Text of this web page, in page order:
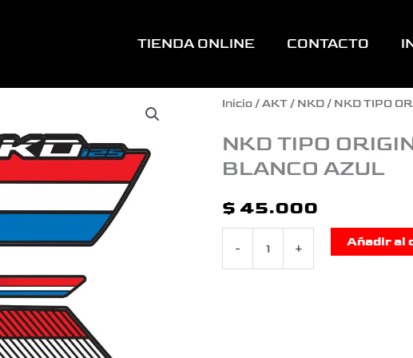
TIENDA ONLINE CONTACTO
Inicio/AKT/ NKD/ NKD TIPO
NKD TIPO
BLANCO AZUL
$ 45.000
-
NKD
TIPO
ORIGINAL
MODELO
ROJO
+ Añadir al